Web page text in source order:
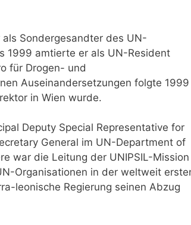
Sondergesandter des UN-
1999 amtierte er als UN-Resident
für Drogen- und
Auseinandersetzungen folgte 1999
in Wien wurde.
Deputy Special Representative for
General im UN-Department of
war die Leitung der UNIPSIL-
Organisationen in der weltweit
leonische Regierung seinen Abzug